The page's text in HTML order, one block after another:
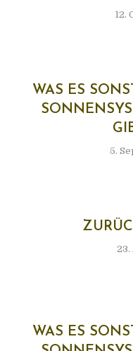
12.
WAS ES
5.
23.
WAS ES